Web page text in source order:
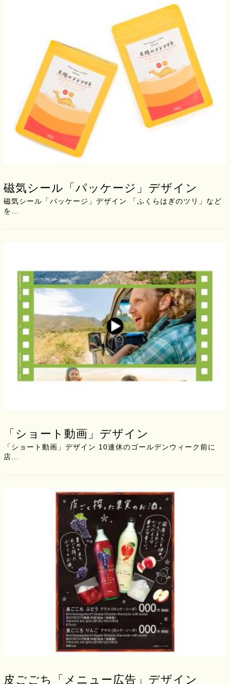
磁気シール「パッケージ」デザイン
磁気シール「パッケージ」デザイン 「ふくらはぎのツリ」など
を...
「ショート動画」デザイン
「ショート動画」デザイン 10連休のゴールデンウィーク前に
店...
皮ごごち「メニュー広告」デザイン